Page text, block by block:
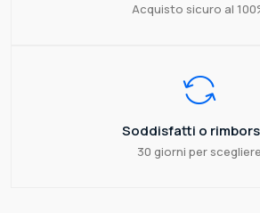
Acquisto sicuro al
Soddisfatti o
30 giorni per scegliere